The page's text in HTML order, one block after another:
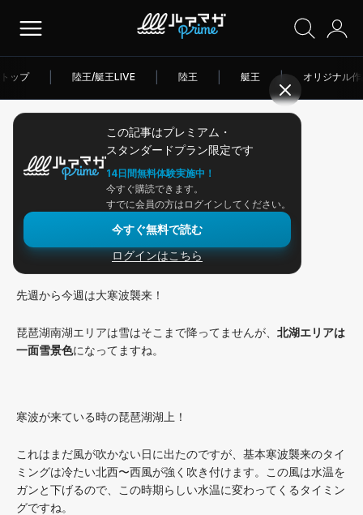
トップ 陸王/艇王LIVE 陸王 艇王 | オリジナル
この記事はプレミアム・
スタンダードプラン限定です
14日間無料体験実施中！
今すぐ購読できます。
すでに会員の方はログインしてください。
今すぐ無料で読む
ログインはこちら
アングラー連載
スイミングジグでロクマル！
今週のOKレポート！
先週から今週は大寒波襲来！
琵琶湖南湖エリアは雪はそこまで降ってませんが、 北湖エリアは
一面雪景色になってますね。
寒波が来ている時の琵琶湖湖上！
これはまだ風が吹かない日に出たのですが、基本寒波襲来のタイ
ミングは冷たい北西〜西風が強く吹き付けます。この風は水温を
ガンと下げるので、この時期らしい水温に変わってくるタイミン
グですね。